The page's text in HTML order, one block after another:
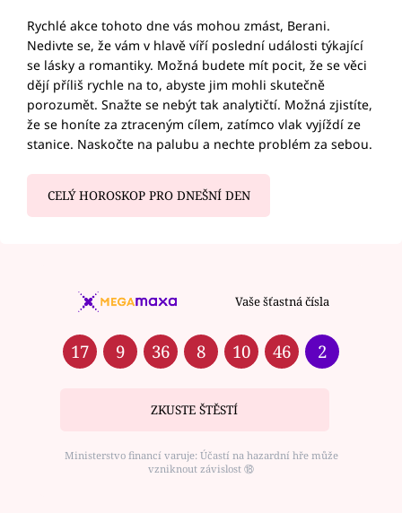
Rychlé akce tohoto dne vás mohou zmást, Berani.
Nedivte se, že vám v hlavě víří poslední události týkající
se lásky a romantiky. Možná budete mít pocit, že se věci
dějí příliš rychle na to, abyste jim mohli skutečně
porozumět. Snažte se nebýt tak analytičtí. Možná zjistíte,
že se honíte za ztraceným cílem, zatímco vlak vyjíždí ze
stanice. Naskočte na palubu a nechte problém za sebou.
CELÝ HOROSKOP PRO DNEŠNÍ DEN
Vaše šťastná čísla
17 9 36 8 10 46 2
ZKUSTE ŠTĚSTÍ
Ministerstvo financí varuje: Účastí na hazardní hře může
vzniknout závislost ⑱